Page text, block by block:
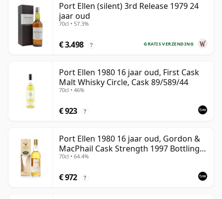
Port Ellen (silent) 3rd Release 1979 24
jaar oud
70cl • 57.3%
GRATIS VERZENDING
€ 3.498 ?
Port Ellen 1980 16 jaar oud, First Cask
Malt Whisky Circle, Cask 89/589/44
70cl • 46%
€ 923 ?
Port Ellen 1980 16 jaar oud, Gordon &
MacPhail Cask Strength 1997 Bottling
with Box
70cl • 64.4%
€ 972 ?